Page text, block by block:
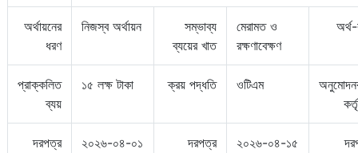
অর্থায়নের
ধরণ
নিজস্ব অর্থায়ন
সম্ভাব্য
ব্যয়ের খাত
মেরামত ও
রক্ষণাবেক্ষণ
প্রাক্কলিত
ব্যয়
১৫ লক্ষ টাকা ক্রয় পদ্ধতি ওটিএম
দরপত্র
২০২৬-০৪-০১
দরপত্র
২০২৬-০৪-১৫